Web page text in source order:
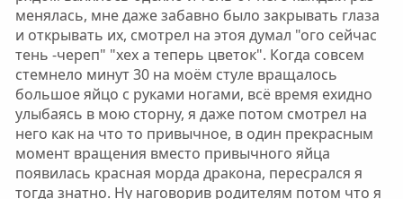
менялась, мне даже забавно было закрывать глаза
и открывать их, смотрел на этоя думал "ого сейчас
тень -череп" "хех а теперь цветок". Когда совсем
стемнело минут 30 на моём стуле вращалось
большое яйцо с руками ногами, всё время ехидно
улыбаясь в мою сторну, я даже потом смотрел на
него как на что то привычное, в один прекрасным
момент вращения вместо привычного яйца
появилась красная морда дракона, пересрался я
тогда знатно. Ну наговорив родителям потом что я